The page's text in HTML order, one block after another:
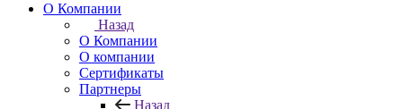
О Компании
Назад
О Компании
О компании
Сертификаты
Партнеры
Назад